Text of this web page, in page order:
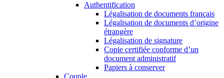
Authentification
Légalisation de documents français
Légalisation de documents d’origine
étrangère
Légalisation de signature
Copie certifiée conforme d’un
document administratif
Papiers à conserver
Couple